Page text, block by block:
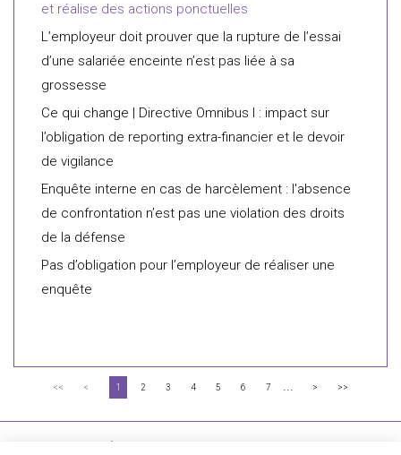
et réalise des actions ponctuelles
L’employeur doit prouver que la rupture de l’essai
d’une salariée enceinte n’est pas liée à sa
grossesse
Ce qui change | Directive Omnibus I : impact sur
l’obligation de reporting extra-financier et le devoir
de vigilance
Enquête interne en cas de harcèlement : l'absence
de confrontation n’est pas une violation des droits
de la défense
Pas d’obligation pour l’employeur de réaliser une
enquête
<< < 1 2 3 4 5 6 7 ... > >>